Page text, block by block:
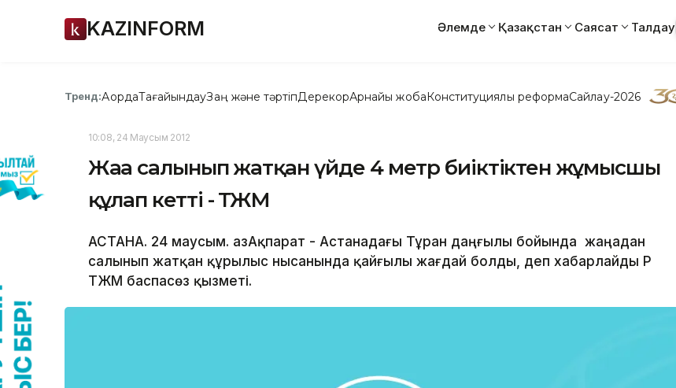
KAZINFORM Әлемде Қазақстан Саясат Талдау
Тренд:АқордаТағайындауЗаң және тәртіпДерекқорАрнайы жобаКонституциялық реформаСайлау-2026
10:08, 24 Маусым 2012
Жаңа салынып жатқан үйде 4 метр биіктіктен жұмысшы
құлап кетті - ТЖМ
АСТАНА. 24 маусым. ҚазАқпарат - Астанадағы Тұран даңғылы бойында жаңадан
салынып жатқан құрылыс нысанында қайғылы жағдай болды, деп хабарлайды ҚР
ТЖМ баспасөз қызметі.